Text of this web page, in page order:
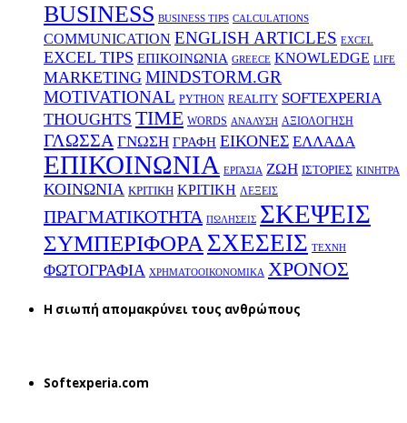
BUSINESS BUSINESS TIPS CALCULATIONS
COMMUNICATION ENGLISH ARTICLES EXCEL
EXCEL TIPS EΠΙΚΟΙΝΩΝΙΑ GREECE KNOWLEDGE LIFE
MARKETING MINDSTORM.GR
MOTIVATIONAL PYTHON REALITY SOFTEXPERIA
THOUGHTS TIME WORDS ΑΝΑΛΥΣΗ ΑΞΙΟΛΟΓΗΣΗ
ΓΛΩΣΣΑ ΓΝΩΣΗ ΓΡΑΦΗ ΕΙΚΟΝΕΣ ΕΛΛΑΔΑ
ΕΠΙΚΟΙΝΩΝΙΑ ΕΡΓΑΣΙΑ ΖΩΗ ΙΣΤΟΡΙΕΣ ΚΙΝΗΤΡΑ
ΚΟΙΝΩΝΙΑ ΚΡΙΤΙΚΗ ΚΡΙΤΙΚΗ ΛΕΞΕΙΣ
ΠΡΑΓΜΑΤΙΚΟΤΗΤΑ ΠΩΛΗΣΕΙΣ ΣΚΕΨΕΙΣ
ΣΥΜΠΕΡΙΦΟΡΑΣΧΕΣΕΙΣ ΤΕΧΝΗ
ΦΩΤΟΓΡΑΦΙΑ ΧΡΗΜΑΤΟΟΙΚΟΝΟΜΙΚΑ ΧΡΟΝΟΣ
H σιωπή απομακρύνει τους ανθρώπους
Softexperia.com